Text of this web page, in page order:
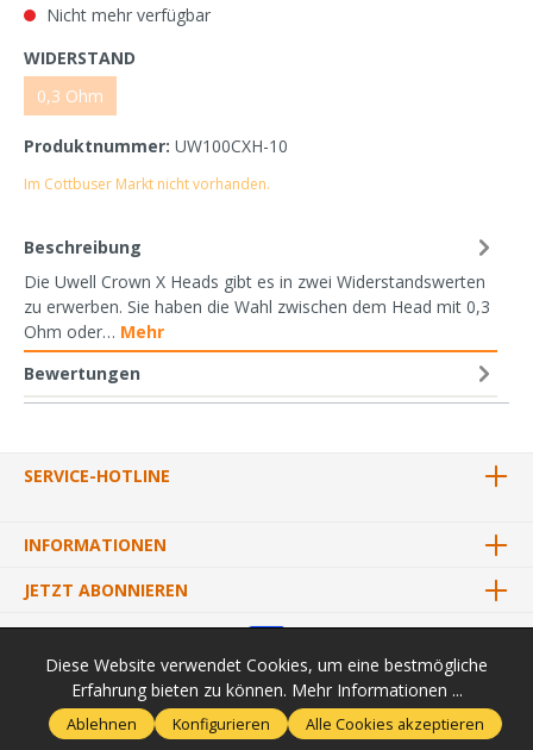
Nicht mehr verfügbar
WIDERSTAND
0,3 Ohm
Produktnummer: UW100CXH-10
Im Cottbuser Markt nicht vorhanden.
Beschreibung
Die Uwell Crown X Heads gibt es in zwei Widerstandswerten
zu erwerben. Sie haben die Wahl zwischen dem Head mit 0,3
Ohm oder… Mehr
Bewertungen
SERVICE-HOTLINE
INFORMATIONEN
JETZT ABONNIEREN
* Alle Preise inkl. gesetzl. Mehrwertsteuer zzgl.Versandkosten
ggf. Nachnahmegebühren, wenn nicht anders angegeben.
Diese Website verwendet Cookies, um eine bestmögliche
Erfahrung bieten zu können. Mehr Informationen ...
Ablehnen Konfigurieren Alle Cookies akzeptieren